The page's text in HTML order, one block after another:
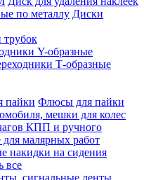
по металлу Диски
трубок
Y-образные
Т-образные
пайки Флюсы для пайки
мешки для колес
КПП и ручного
малярных работ
накидки на сидения
все
сигнальные ленты,